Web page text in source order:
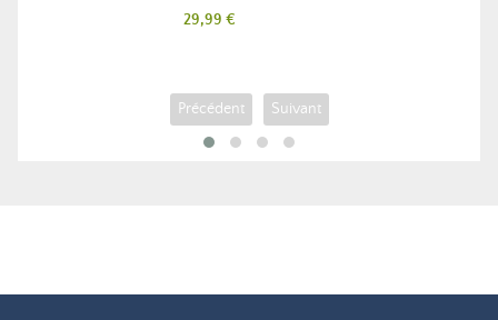
Prix
29,99 €
Précédent Suivant